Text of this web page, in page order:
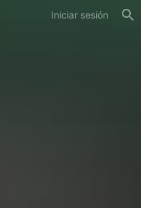
Iniciar sesión